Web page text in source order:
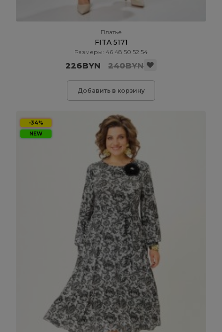
Платье
FITA 5171
Размеры: 46 48 50 52 54
226BYN 240BYN
Добавить в корзину
-34%
NEW